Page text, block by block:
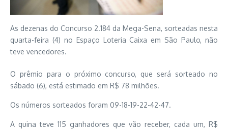
As dezenas do Concurso 2.184 da Mega-Sena, sorteadas nesta
quarta-feira (4) no Espaço Loteria Caixa em São Paulo, não
teve vencedores.
O prêmio para o próximo concurso, que será sorteado no
sábado (6), está estimado em R$ 78 milhões.
Os números sorteados foram 09-18-19-22-42-47.
A quina teve 115 ganhadores que vão receber, cada um, R$